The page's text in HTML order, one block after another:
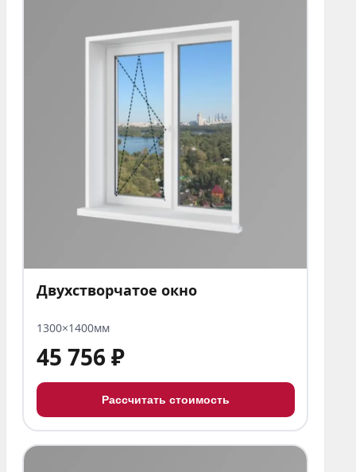
Двухстворчатое окно
1300×1400мм
45 756 ₽
Рассчитать стоимость